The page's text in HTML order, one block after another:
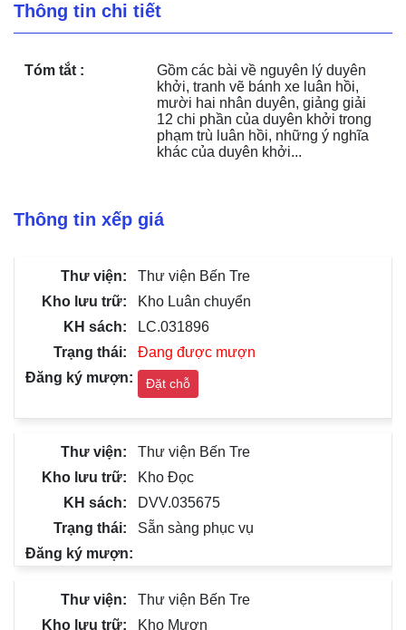
Thông tin chi tiết
Tóm tắt :
Gồm các bài về nguyên lý duyên
khởi, tranh vẽ bánh xe luân hồi,
mười hai nhân duyên, giảng giải
12 chi phần của duyên khởi trong
phạm trù luân hồi, những ý nghĩa
khác của duyên khởi...
Thông tin xếp giá
Thư viện Bến Tre
Kho Luân chuyển
LC.031896
Đang được mượn
Đặt chỗ
Thư viện Bến Tre
Kho Đọc
DVV.035675
Sẵn sàng phục vụ
Thư viện Bến Tre
Kho Mượn